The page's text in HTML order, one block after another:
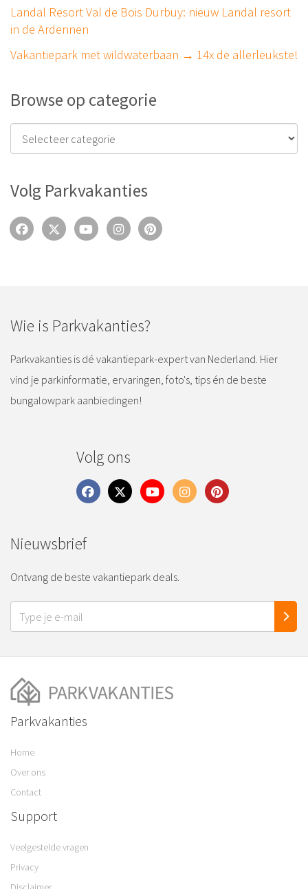
Landal Resort Val de Bois Durbuy: nieuw Landal resort
in de Ardennen
Vakantiepark met wildwaterbaan → 14x de allerleukste!
Browse op categorie
Volg Parkvakanties
Wie is Parkvakanties?
Parkvakanties is dé vakantiepark-expert van Nederland. Hier
vind je parkinformatie, ervaringen, foto's, tips én de beste
bungalowpark aanbiedingen!
Volg ons
Nieuwsbrief
Ontvang de beste vakantiepark deals.
Parkvakanties
Home
Over ons
Contact
Support
Veelgestelde vragen
Privacy